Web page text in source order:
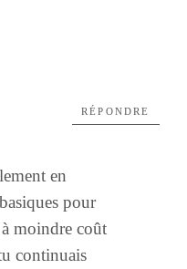
en
pour
moindre coût
continuais
RÉPONDRE